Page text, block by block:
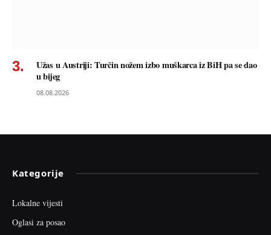
Užas u Austriji: Turčin nožem izbo muškarca iz BiH pa se dao
u bijeg
08.08.2026
Kategorije
Lokalne vijesti
Oglasi za posao